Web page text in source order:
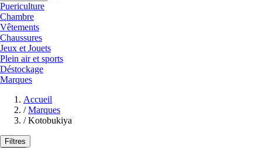
Puericulture
Chambre
Vêtements
Chaussures
Jeux et Jouets
Plein air et sports
Déstockage
Marques
Accueil
/ Marques
/ Kotobukiya
Filtres